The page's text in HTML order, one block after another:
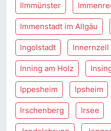
Ilmmünster
Immenstadt im Allgäu
Ingolstadt Innernzell
Inning am Holz
Ippesheim Ipsheim
Irschenberg Irsee